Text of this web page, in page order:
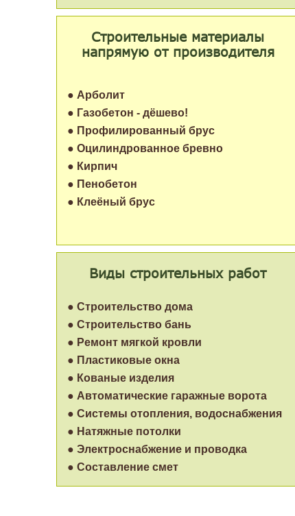
Виды строительных работ
● Строительство дома
● Строительство бань
● Ремонт мягкой кровли
● Пластиковые окна
● Кованые изделия
● Автоматические гаражные ворота
● Системы отопления, водоснабжения
● Натяжные потолки
● Электроснабжение и проводка
● Составление смет
Строительные материалы
напрямую от производителя
● Арболит
● Газобетон - дёшево!
● Профилированный брус
● Оцилиндрованное бревно
● Кирпич
● Пенобетон
● Клеёный брус